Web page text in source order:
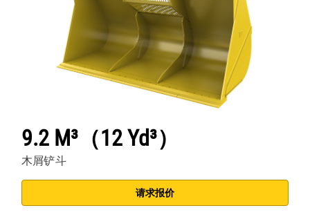
9.2 M³（12 Yd³）
木屑铲斗
请求报价